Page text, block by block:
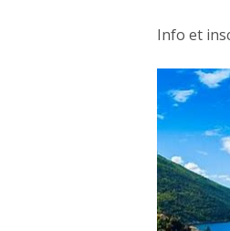
Info et